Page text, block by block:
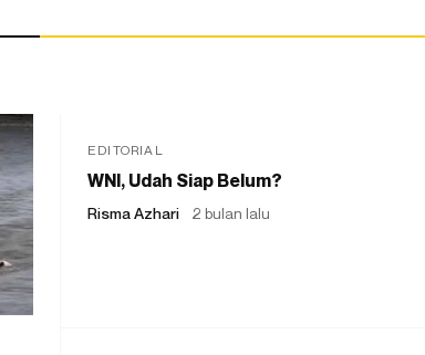
EDITORIAL
WNI, Udah Siap Belum?
Risma Azhari 2 bulan lalu